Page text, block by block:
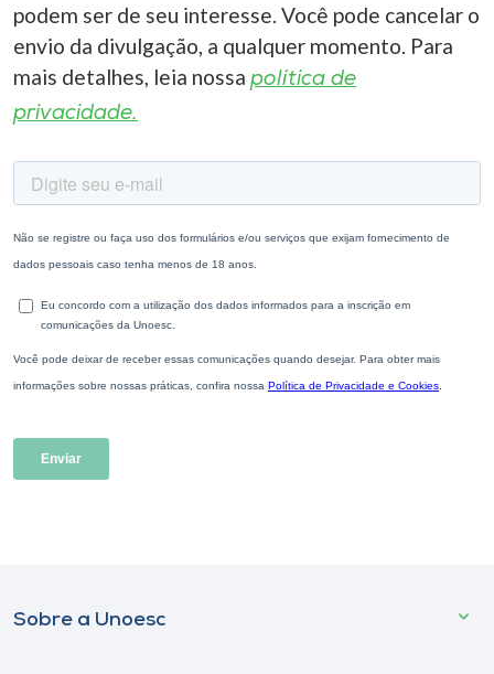
podem ser de seu interesse. Você pode cancelar o
envio da divulgação, a qualquer momento. Para
mais detalhes, leia nossa política de
privacidade.
Sobre a Unoesc